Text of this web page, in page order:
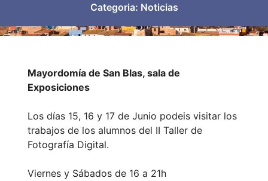
Categoria: Noticias
Mayordomía de San Blas, sala de
Exposiciones
Los días 15, 16 y 17 de Junio podeis visitar los
trabajos de los alumnos del II Taller de
Fotografía Digital.
Viernes y Sábados de 16 a 21h